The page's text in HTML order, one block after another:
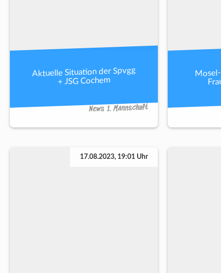
Aktuelle Situation der Spvgg
+ JSG Cochem
News 1. Mannschaft
17.08.2023, 19:01 Uhr